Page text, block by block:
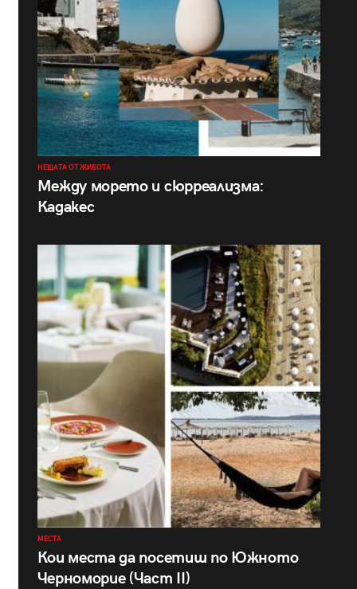
НЕЩАТА ОТ ЖИВОТА
Между морето и сюрреализма:
Кадакес
МЕСТА
Кои места да посетиш по Южното
Черноморие (Част II)